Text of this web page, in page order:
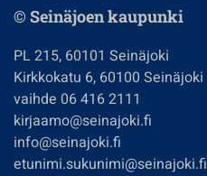
© Seinäjoen kaupunki
PL 215, 60101 Seinäjoki
Kirkkokatu 6, 60100 Seinäjoki
vaihde 06 416 2111
kirjaamo@seinajoki.fi
info@seinajoki.fi
etunimi.sukunimi@seinajoki.fi